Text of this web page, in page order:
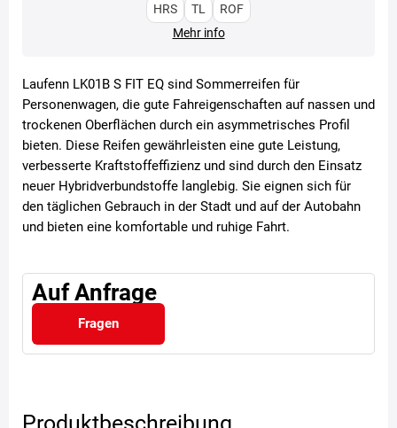
HRS TL
ROF
Mehr info
Laufenn LK01B S FIT EQ sind Sommerreifen für
Personenwagen, die gute Fahreigenschaften auf nassen und
trockenen Oberflächen durch ein asymmetrisches Profil
bieten. Diese Reifen gewährleisten eine gute Leistung,
verbesserte Kraftstoffeffizienz und sind durch den Einsatz
neuer Hybridverbundstoffe langlebig. Sie eignen sich für
den täglichen Gebrauch in der Stadt und auf der Autobahn
und bieten eine komfortable und ruhige Fahrt.
Auf Anfrage
Fragen
Produktbeschreibung